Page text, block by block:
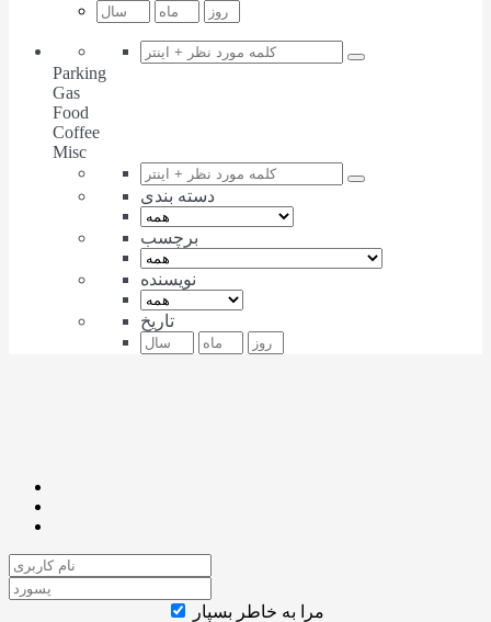
Parking
Gas
Food
Coffee
Misc
دسته بندی
برچسب
نویسنده
تاریخ
مرا به خاطر بسپار